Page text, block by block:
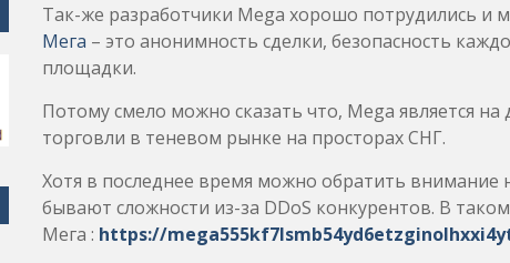
Так-же разработчики Mega хорошо потрудились и
Мега – это анонимность сделки, безопасность
площадки.
Потому смело можно сказать что, Mega является
торговли в теневом рынке на просторах СНГ.
Хотя в последнее время можно обратить
бывают сложности из-за DDoS конкурентов. В
Мега : https://